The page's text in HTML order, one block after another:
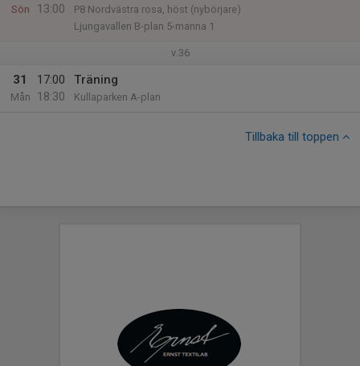
Sön
13:00
P8 Nordvästra rosa, höst (nybörjare)
Ljungavallen B-plan 5-manna 1
v.36
31
Mån
17:00
18:30
Träning
Kullaparken A-plan
Tillbaka till toppen